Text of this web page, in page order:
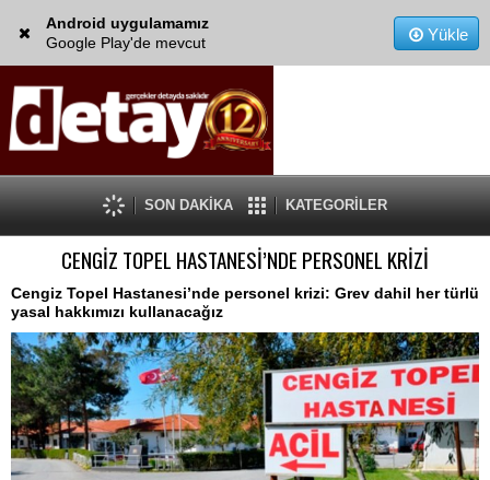
Android uygulamamız
Google Play'de mevcut
Yükle
SON DAKİKA KATEGORİLER
CENGİZ TOPEL HASTANESİ’NDE PERSONEL KRİZİ
Cengiz Topel Hastanesi’nde personel krizi: Grev dahil her türlü
yasal hakkımızı kullanacağız